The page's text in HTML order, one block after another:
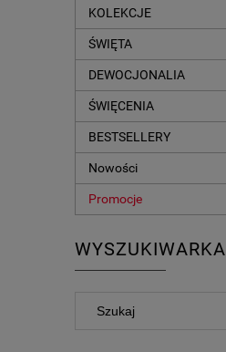
KOLEKCJE
ŚWIĘTA
DEWOCJONALIA
ŚWIĘCENIA
BESTSELLERY
Nowości
Promocje
WYSZUKIWARKA